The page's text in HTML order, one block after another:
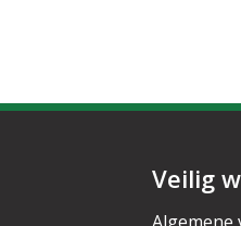
Veilig
Algemene